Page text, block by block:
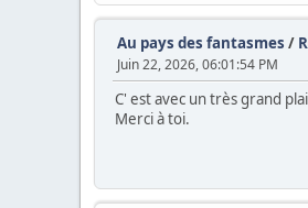
Au pays des fantasmes /
Juin 22, 2026, 06:01:54 PM
C' est avec un très grand
Merci à toi.